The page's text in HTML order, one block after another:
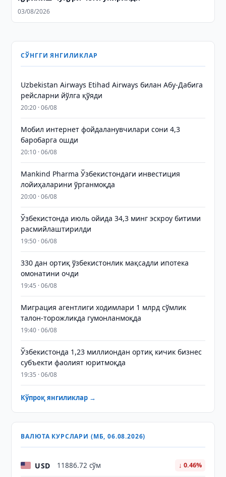
03/08/2026
СЎНГГИ ЯНГИЛИКЛАР
Uzbekistan Airways Etihad Airways билан Абу-Дабига
рейсларни йўлга қўяди
20:20 · 06/08
Мобил интернет фойдаланувчилари сони 4,3
баробарга ошди
20:10 · 06/08
Mankind Pharma Ўзбекистондаги инвестиция
лойиҳаларини ўрганмоқда
20:00 · 06/08
Ўзбекистонда июль ойида 34,3 минг эскроу битими
расмийлаштирилди
19:50 · 06/08
330 дан ортиқ ўзбекистонлик мақсадли ипотека
омонатини очди
19:45 · 06/08
Миграция агентлиги ходимлари 1 млрд сўмлик
талон-торожликда гумонланмоқда
19:40 · 06/08
Ўзбекистонда 1,23 миллиондан ортиқ кичик бизнес
субъекти фаолият юритмоқда
19:35 · 06/08
Кўпроқ янгиликлар →
ВАЛЮТА КУРСЛАРИ (МБ, 06.08.2026)
USD 11886.72 сўм ↓ 0.46%